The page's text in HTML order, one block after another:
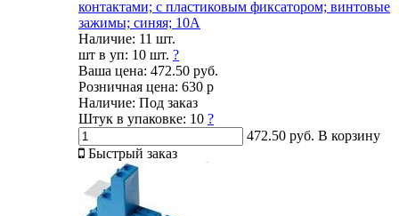
контактами; с пластиковым фиксатором; винтовые
зажимы; синяя; 10А
Наличие: 11 шт.
шт в уп: 10 шт. ?
Ваша цена: 472.50 руб.
Розничная цена: 630 р
Наличие: Под заказ
Штук в упаковке: 10 ?
472.50 руб. В корзину
Быстрый заказ